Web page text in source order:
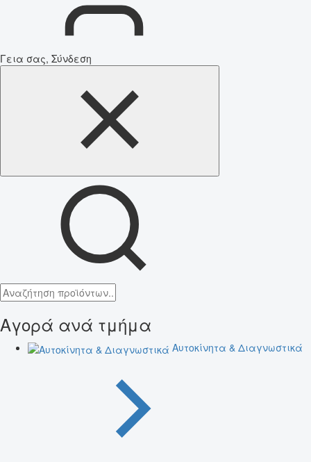
Γεια σας, Σύνδεση
Αγορά ανά τμήμα
Αυτοκίνητα & Διαγνωστικά